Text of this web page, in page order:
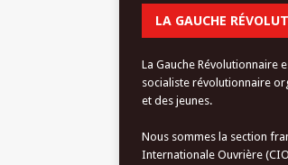
LA GAUCHE
La Gauche Révolutionnaire
socialiste révolutionnaire
et des jeunes.
Nous sommes la section
Internationale Ouvrière